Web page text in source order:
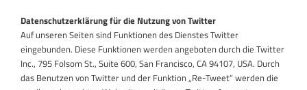
Datenschutzerklärung für die Nutzung von Twitter
Auf unseren Seiten sind Funktionen des Dienstes Twitter
eingebunden. Diese Funktionen werden angeboten durch die Twitter
Inc., 795 Folsom St., Suite 600, San Francisco, CA 94107, USA. Durch
das Benutzen von Twitter und der Funktion „Re-Tweet“ werden die